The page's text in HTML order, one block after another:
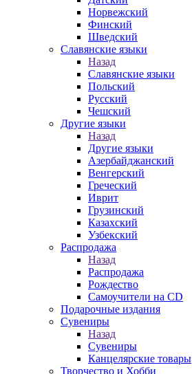
Норвежский
Финский
Шведский
Славянские языки
Назад
Славянские языки
Польский
Русский
Чешский
Другие языки
Назад
Другие языки
Азербайджанский
Венгерский
Греческий
Иврит
Грузинский
Казахский
Узбекский
Распродажа
Назад
Распродажа
Рождество
Самоучители на CD
Подарочные издания
Сувениры
Назад
Сувениры
Канцелярские товары
Творчество и Хобби